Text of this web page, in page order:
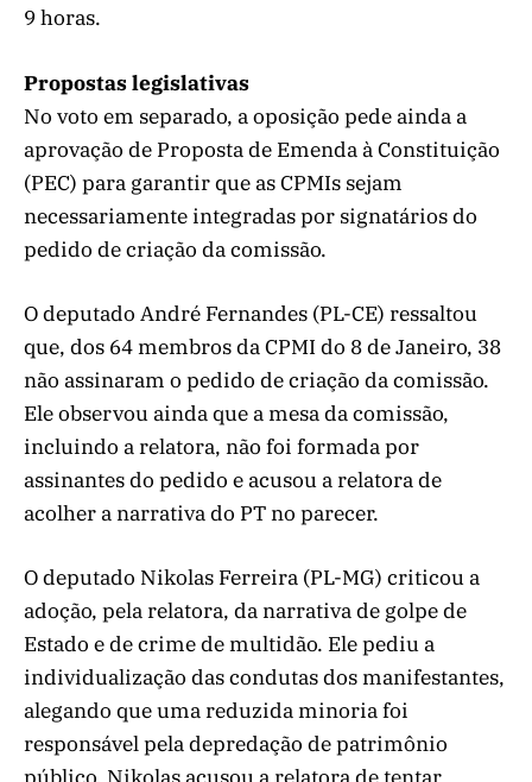
9 horas.
Propostas legislativas
No voto em separado, a oposição pede ainda a
aprovação de Proposta de Emenda à Constituição
(PEC) para garantir que as CPMIs sejam
necessariamente integradas por signatários do
pedido de criação da comissão.
O deputado André Fernandes (PL-CE) ressaltou
que, dos 64 membros da CPMI do 8 de Janeiro, 38
não assinaram o pedido de criação da comissão.
Ele observou ainda que a mesa da comissão,
incluindo a relatora, não foi formada por
assinantes do pedido e acusou a relatora de
acolher a narrativa do PT no parecer.
O deputado Nikolas Ferreira (PL-MG) criticou a
adoção, pela relatora, da narrativa de golpe de
Estado e de crime de multidão. Ele pediu a
individualização das condutas dos manifestantes,
alegando que uma reduzida minoria foi
responsável pela depredação de patrimônio